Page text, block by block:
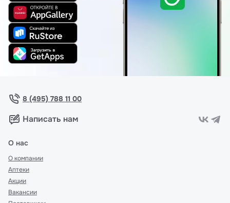
8 (495) 788 11 00
Написать нам
О нас
О компании
Аптеки
Акции
Вакансии